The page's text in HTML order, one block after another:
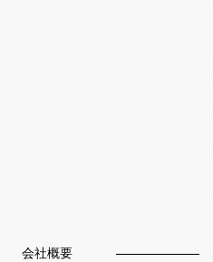
会社概要